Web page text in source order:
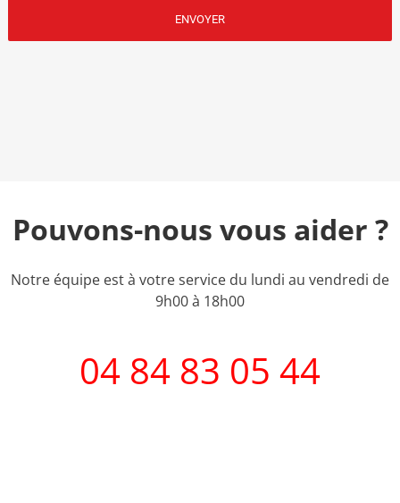
Pouvons-nous vous aider ?
Notre équipe est à votre service du lundi au vendredi de
9h00 à 18h00
04 84 83 05 44